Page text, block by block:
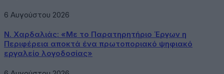
6 Αυγούστου 2026
Ν. Χαρδαλιάς: «Με το Παρατηρητήριο Έργων η
Περιφέρεια αποκτά ένα πρωτοποριακό ψηφιακό
εργαλείο λογοδοσίας»